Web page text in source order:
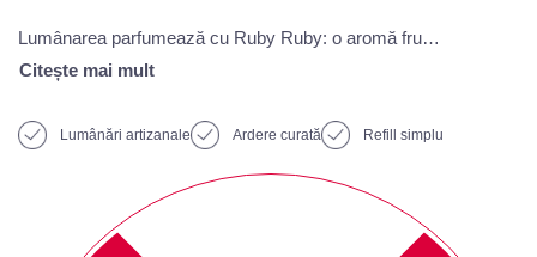
Lumânarea parfumează cu Ruby Ruby: o aromă fructată și vibrantă, aproape gurmandă, ce te energizează, ca un smoothie plin de vitamine din fructe de pădure. Cuprinde note de zmeură, mure și citrice.
Lumânări artizanale Ardere curată Refill simplu